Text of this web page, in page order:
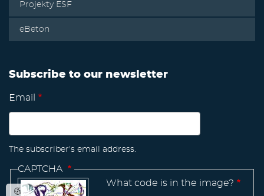
Projekty ESF
eBeton
Subscribe to our newsletter
Email
The subscriber's email address.
CAPTCHA
What code is in the image?